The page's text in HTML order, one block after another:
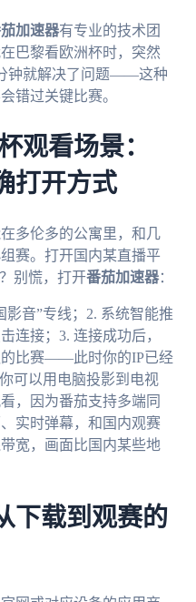
加速器有专业的技术团
巴黎看欧洲杯时，突然
钟就解决了问题——这种
错过关键比赛。
观看场景：
打开方式
多伦多的公寓里，和几
赛。打开国内某直播平
别慌，打开番茄加速器：
影音”专线；2. 系统智能推
连接；3. 连接成功后，
的比赛——此时你的IP已经
可以用电脑投影到电视
，因为番茄支持多端同
实时弹幕，和国内观赛
宽，画面比国内某些地
下载到观赛的